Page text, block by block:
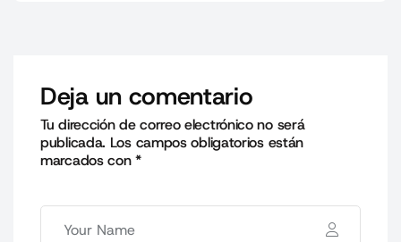
Deja un comentario
Tu dirección de correo electrónico no será
publicada. Los campos obligatorios están
marcados con*